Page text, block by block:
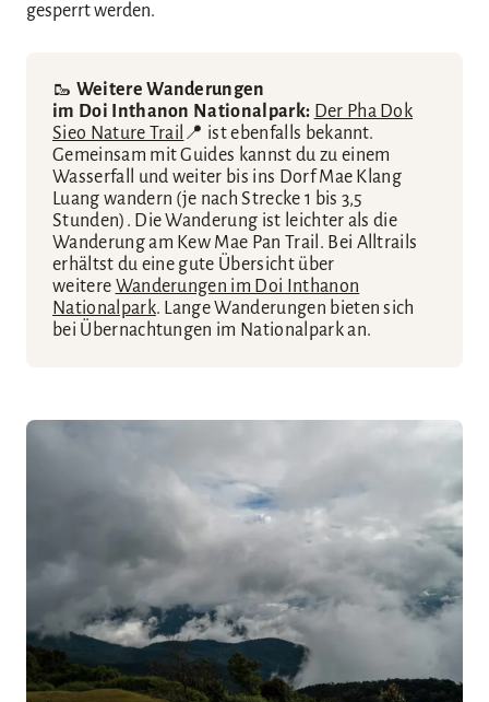
gesperrt werden.
🥾 Weitere Wanderungen
im Doi Inthanon Nationalpark: Der Pha Dok
Sieo Nature Trail 📍 ist ebenfalls bekannt.
Gemeinsam mit Guides kannst du zu einem
Wasserfall und weiter bis ins Dorf Mae Klang
Luang wandern (je nach Strecke 1 bis 3,5
Stunden). Die Wanderung ist leichter als die
Wanderung am Kew Mae Pan Trail. Bei Alltrails
erhältst du eine gute Übersicht über
weitere Wanderungen im Doi Inthanon
Nationalpark. Lange Wanderungen bieten sich
bei Übernachtungen im Nationalpark an.